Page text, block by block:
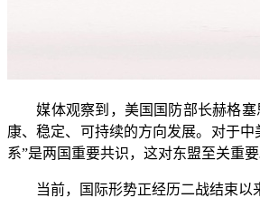
媒体观察到，美国国防部长赫格塞
康、稳定、可持续的方向发展。对于
系”是两国重要共识，这对东盟至关重要
当前，国际形势正经历二战结束以来